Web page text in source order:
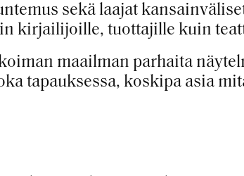
sekä laajat
kirjailijoille, tuottajille kuin
maailman parhaita
tapauksessa, koskipa asia